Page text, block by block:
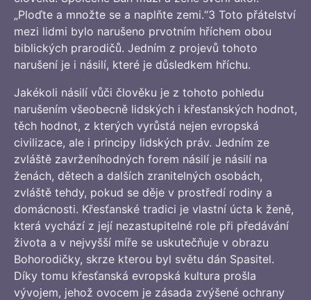
„Ploďte a množte se a naplňte zemi.“3 Toto přátelství
mezi lidmi bylo narušeno prvotním hříchem obou
biblických prarodičů. Jedním z projevů tohoto
narušení je i násilí, které je důsledkem hříchu.
Jakékoli násilí vůči člověku je z tohoto pohledu
narušením všeobecně lidských i křesťanských hodnot,
těch hodnot, z kterých vyrůstá nejen evropská
civilizace, ale i principy lidských práv. Jedním ze
zvláště zavrženíhodných forem násilí je násilí na
ženách, dětech a dalších zranitelných osobách,
zvláště tehdy, pokud se děje v prostředí rodiny a
domácnosti. Křesťanské tradici je vlastní úcta k ženě,
která vychází z její nezastupitelné role při předávání
života a v nejvyšší míře se uskutečňuje v obrazu
Bohorodičky, skrze kterou byl světu dán Spasitel.
Díky tomu křesťanská evropská kultura prošla
vývojem, jehož ovocem je zásada zvýšené ochrany